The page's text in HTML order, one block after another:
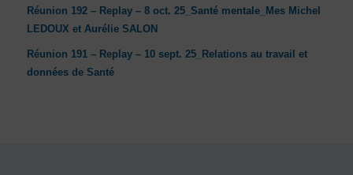
Réunion 192 – Replay – 8 oct. 25_Santé mentale_Mes Michel
LEDOUX et Aurélie SALON
Réunion 191 – Replay – 10 sept. 25_Relations au travail et
données de Santé